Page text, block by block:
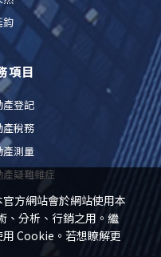
鈞
項目
產登記
產稅務
產測量
產疑難雜症
方網站會於網站使用本
、分析、行銷之用。繼
Cookie。若想瞭解更